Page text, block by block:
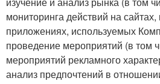
мониторинга действий на
приложениях, используемых
проведение мероприятий (в том
мероприятий рекламного
анализ предпочтений в